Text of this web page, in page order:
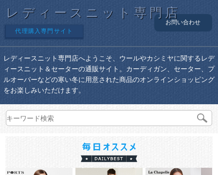
レディースニット専門店
代理購入専門サイト
お問い合わせ
レディースニット専門店へようこそ、ウールやカシミヤに関するレデ
ィースニット＆セーターの通販サイト。カーディガン、セーター、プ
ルオーバーなどの寒い冬に用意された商品のオンラインショッピング
をお楽しみいただけます。